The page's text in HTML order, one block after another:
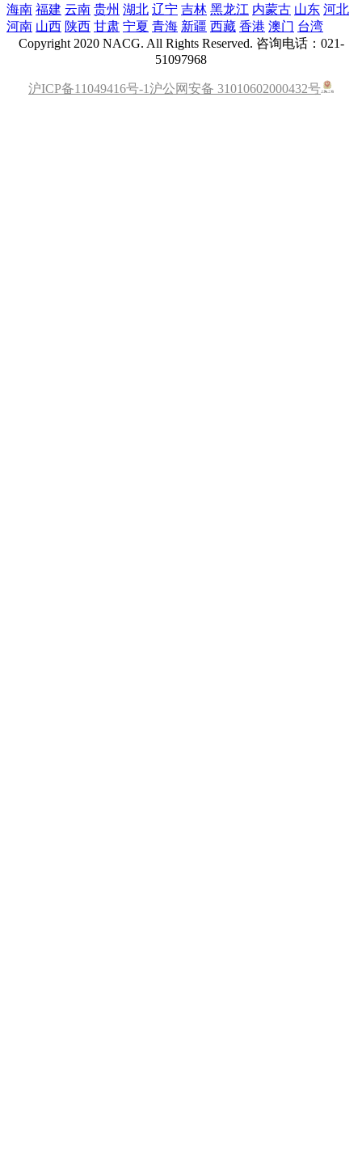
海南 福建 云南 贵州 湖北 辽宁 吉林 黑龙江 内蒙古 山东 河北
河南 山西 陕西 甘肃 宁夏 青海 新疆 西藏 香港 澳门 台湾
Copyright 2020 NACG. All Rights Reserved. 咨询电话：021-
51097968
沪ICP备11049416号-1沪公网安备 31010602000432号